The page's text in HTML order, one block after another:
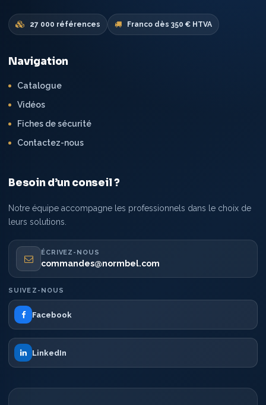
27 000 références Franco dès 350 € HTVA
Navigation
Catalogue
Vidéos
Fiches de sécurité
Contactez-nous
Besoin d’un conseil ?
Notre équipe accompagne les professionnels dans le choix de
leurs solutions.
ÉCRIVEZ-NOUS
commandes@normbel.com
SUIVEZ-NOUS
Facebook
LinkedIn